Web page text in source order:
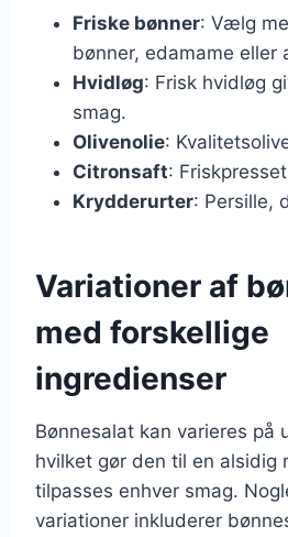
Friske bønner: Vælg
bønner, edamame eller
Hvidløg: Frisk hvidløg
smag.
Olivenolie:
Citronsaft:
Krydderurter: Persille,
Variationer af
med forskellige
ingredienser
Bønnesalat kan varieres på
hvilket gør den til en alsidig
tilpasses enhver smag.
variationer inkluderer